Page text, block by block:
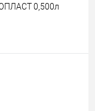
0,500л